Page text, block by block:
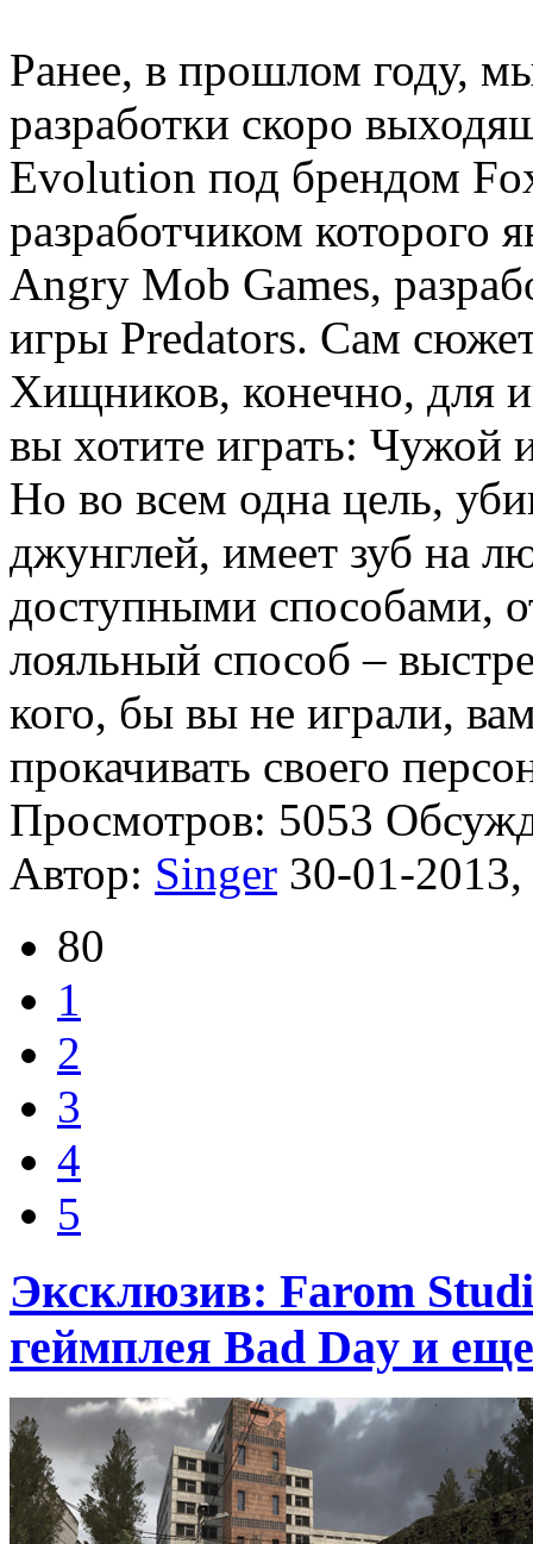
Ранее, в прошлом году,
разработки скоро
Evolution под брендом
разработчиком которого
Angry Mob Games,
игры Predators. Сам
Хищников, конечно, для
вы хотите играть:
Но во всем одна цель,
джунглей, имеет зуб на
доступными способами,
лояльный способ –
кого, бы вы не играли,
прокачивать своего
Просмотров: 5053
Автор: Singer 30-01-
80
1
2
3
4
5
Эксклюзив: Farom
геймплея Bad Day и